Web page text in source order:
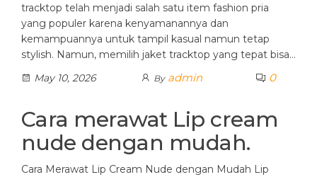
tracktop telah menjadi salah satu item fashion pria
yang populer karena kenyamanannya dan
kemampuannya untuk tampil kasual namun tetap
stylish. Namun, memilih jaket tracktop yang tepat bisa…
May 10, 2026
By admin 0
Cara merawat Lip cream
nude dengan mudah.
Cara Merawat Lip Cream Nude dengan Mudah Lip